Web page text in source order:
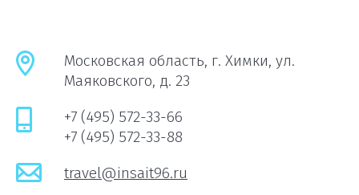
Московская область, г. Химки, ул.
Маяковского, д. 23
+7 (495) 572-33-66
+7 (495) 572-33-88
travel@insait96.ru